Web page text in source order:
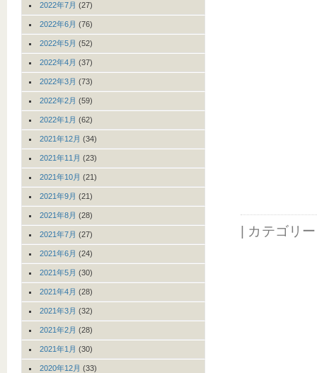
| カテゴリ
2022年7月 (27)
2022年6月 (76)
2022年5月 (52)
2022年4月 (37)
2022年3月 (73)
2022年2月 (59)
2022年1月 (62)
2021年12月 (34)
2021年11月 (23)
2021年10月 (21)
2021年9月 (21)
2021年8月 (28)
2021年7月 (27)
2021年6月 (24)
2021年5月 (30)
2021年4月 (28)
2021年3月 (32)
2021年2月 (28)
2021年1月 (30)
2020年12月 (33)